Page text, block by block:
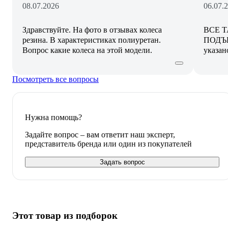
08.07.2026
Здравствуйте. На фото в отзывах колеса
резина. В характеристиках полиуретан.
Вопрос какие колеса на этой модели.
ВСЕ
Посмотреть все вопросы
Нужна помощь?
Задайте вопрос – вам ответит наш эксперт,
представитель бренда или один из покупателей
Задать вопрос
Этот товар из подборок